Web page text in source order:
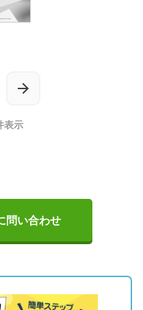
表示
問い合わせ